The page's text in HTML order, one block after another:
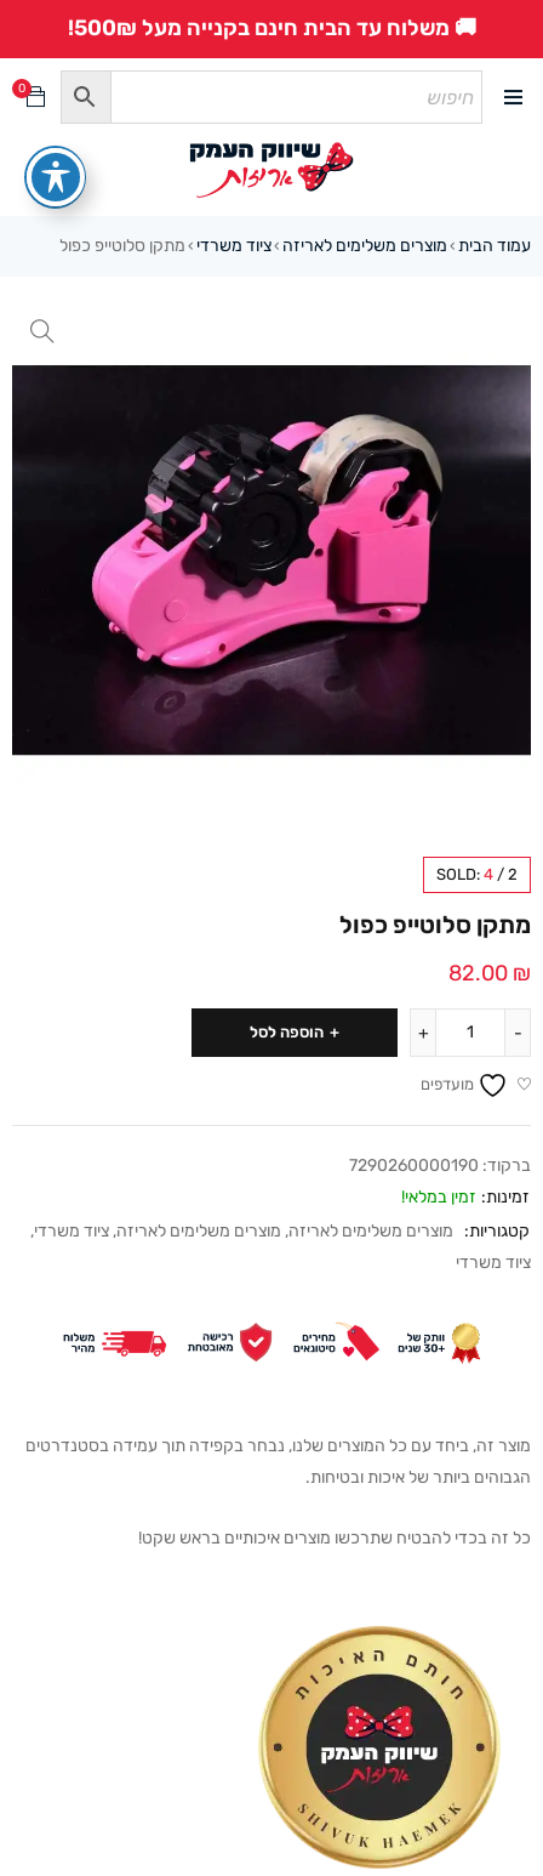
🚚 משלוח עד הבית חינם בקנייה מעל 500₪!
0
עמוד הבית › מוצרים משלימים לאריזה ›ציוד משרדי › מתקן סלוטייפ כפול
SOLD: 4 / 2
מתקן סלוטייפ כפול
82.00 ₪
הוספה לסל
מועדפים
ברקוד: 7290260000190
זמינות: זמין במלאי!
קטגוריות:
מוצרים משלימים לאריזה, מוצרים משלימים לאריזה, ציוד משרדי,
ציוד משרדי
מוצר זה, ביחד עם כל המוצרים שלנו, נבחר בקפידה תוך עמידה בסטנדרטים
הגבוהים ביותר של איכות ובטיחות.
כל זה בכדי להבטיח שתרכשו מוצרים איכותיים בראש שקט!